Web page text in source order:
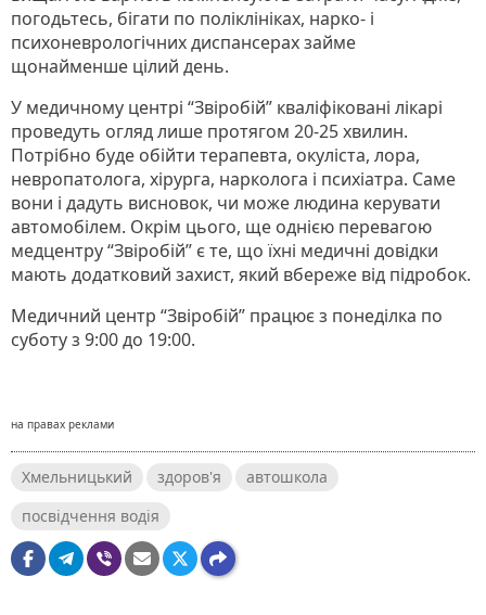
погодьтесь, бігати по поліклініках, нарко- і
психоневрологічних диспансерах займе
щонайменше цілий день.
У медичному центрі “Звіробій” кваліфіковані лікарі
проведуть огляд лише протягом 20-25 хвилин.
Потрібно буде обійти терапевта, окуліста, лора,
невропатолога, хірурга, нарколога і психіатра. Саме
вони і дадуть висновок, чи може людина керувати
автомобілем. Окрім цього, ще однією перевагою
медцентру “Звіробій” є те, що їхні медичні довідки
мають додатковий захист, який вбереже від підробок.
Медичний центр “Звіробій” працює з понеділка по
суботу з 9:00 до 19:00.
на правах реклами
Хмельницький здоров'я
автошкола
посвідчення водія